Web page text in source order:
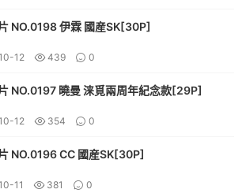
NO.0198 伊霖 國産SK[30P]
12 439 0
NO.0197 曉曼 涞覓兩周年紀念款[29P]
12 354 0
NO.0196 CC 國産SK[30P]
11 381 0